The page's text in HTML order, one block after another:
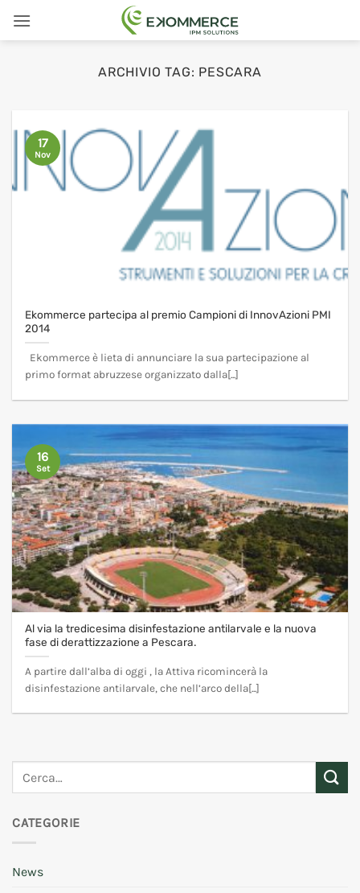
ARCHIVIO TAG: PESCARA
Ekommerce partecipa al premio Campioni di InnovAzioni PMI
2014
Ekommerce è lieta di annunciare la sua partecipazione al
primo format abruzzese organizzato dalla[...]
17
Nov
Al via la tredicesima disinfestazione antilarvale e la nuova
fase di derattizzazione a Pescara.
A partire dall’alba di oggi , la Attiva ricomincerà la
disinfestazione antilarvale, che nell’arco della[...]
16
Set
CATEGORIE
News